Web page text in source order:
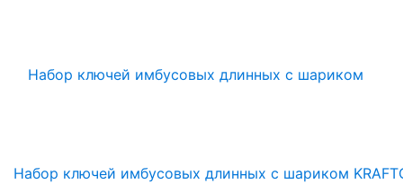
Набор ключей имбусовых длинных с шариком